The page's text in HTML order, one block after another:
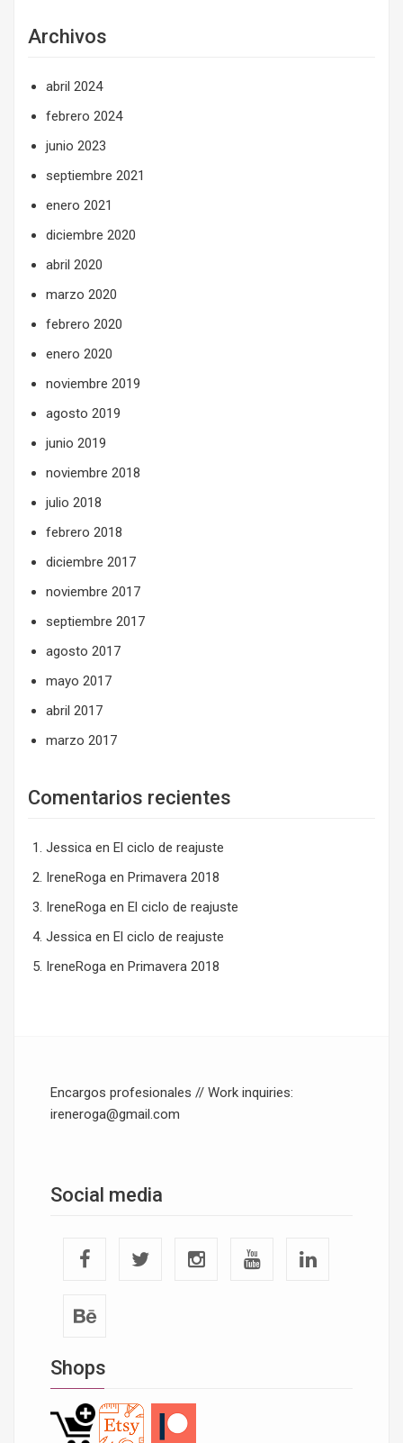
Archivos
abril 2024
febrero 2024
junio 2023
septiembre 2021
enero 2021
diciembre 2020
abril 2020
marzo 2020
febrero 2020
enero 2020
noviembre 2019
agosto 2019
junio 2019
noviembre 2018
julio 2018
febrero 2018
diciembre 2017
noviembre 2017
septiembre 2017
agosto 2017
mayo 2017
abril 2017
marzo 2017
Comentarios recientes
Jessica en El ciclo de reajuste
IreneRoga en Primavera 2018
IreneRoga en El ciclo de reajuste
Jessica en El ciclo de reajuste
IreneRoga en Primavera 2018
Encargos profesionales // Work inquiries:
ireneroga@gmail.com
Social media
Shops